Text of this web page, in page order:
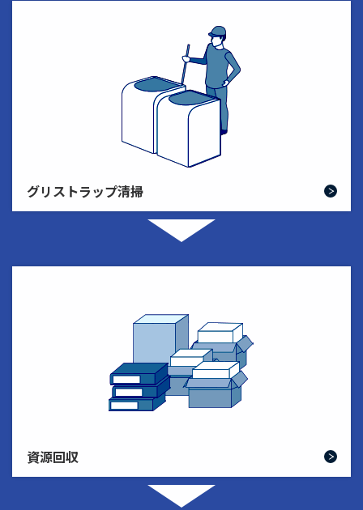
グリストラップ清掃
資源回収